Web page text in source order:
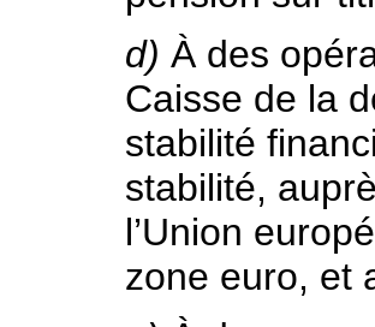
d) À des
Caisse de la
stabilité
stabilité,
l’Union
zone euro, et